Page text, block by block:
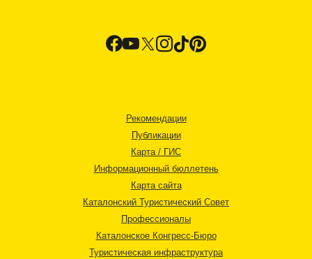
Рекомендации
Публикации
Карта / ГИС
Информационный бюллетень
Карта сайта
Каталонский Туристический Совет
Профессионалы
Каталонское Конгресс-Бюро
Туристическая инфраструктура